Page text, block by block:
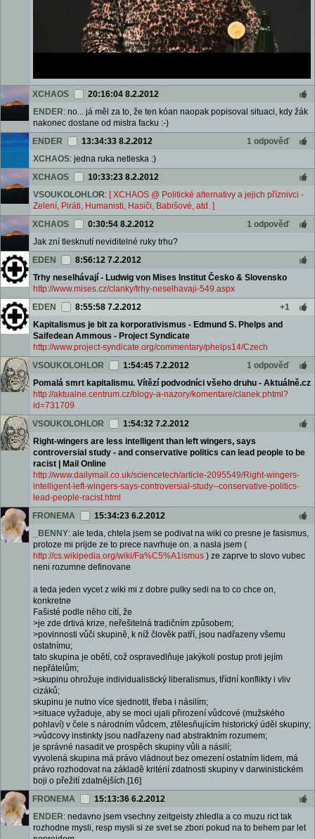
XCHAOS
20:16:04 8.2.2012
ENDER: no... já měl za to, že ten kóan naopak popisoval situaci, kdy žák
nakonec dostane od mistra facku :-)
ENDER
13:34:33 8.2.2012
1 odpověď
XCHAOS: jedna ruka netleska :)
XCHAOS
10:33:23 8.2.2012
VSOUKOLOHLOR: [ XCHAOS @ Politické alternativy a jejich příznivci -
Zelení, Piráti, Humanisti, Hasiči, Babišové, atd. ]
XCHAOS
0:30:54 8.2.2012
1 odpověď
Jak zní tlesknutí neviditelné ruky trhu?
EDEN
8:56:12 7.2.2012
Trhy neselhávají - Ludwig von Mises Institut Česko & Slovensko
http://www.mises.cz/clanky/trhy-neselhavaji-549.aspx
EDEN
8:55:58 7.2.2012
+1
Kapitalismus je bit za korporativismus - Edmund S. Phelps and
Saifedean Ammous - Project Syndicate
http://www.project-syndicate.org/commentary/phelps14/Czech
VSOUKOLOHLOR
1:54:45 7.2.2012
1 odpověď
Pomalá smrt kapitalismu. Vítězí podvodníci všeho druhu - Aktuálně.cz
http://aktualne.centrum.cz/blogy-a-nazory/komentare/clanek.phtml?
id=731709
VSOUKOLOHLOR
1:54:32 7.2.2012
Right-wingers are less intelligent than left wingers, says
controversial study - and conservative politics can lead people to be
racist | Mail Online
http://www.dailymail.co.uk/sciencetech/article-2095549/Right-wingers-
intelligent-left-wingers-says-controversial-study--conservative-politics-
lead-people-racist.html
FRONEMA
15:34:23 6.2.2012
_BENNY: ale teda, chtela jsem se podivat na wiki co presne je fasismus,
protoze mi prijde ze to prece navrhuje on. a nasla jsem (
http://cs.wikipedia.org/wiki/Fa%C5%A1ismus ) ze zaprve to slovo vubec
neni rozumne definovane
a teda jeden vycet z wiki mi z dobre pulky sedi na to co chce on,
konkretne
Fašisté podle něho cítí, že
>je zde drtivá krize, neřešitelná tradičním způsobem;
>povinnosti vůči skupině, k níž člověk patří, jsou nadřazeny všemu
ostatnímu;
tato skupina je obětí, což ospravedlňuje jakýkoli postup proti jejím
nepřátelům;
>skupinu ohrožuje individualistický liberalismus, třídní konflikty i vliv
cizáků;
skupinu je nutno více sjednotit, třeba i násilím;
>situace vyžaduje, aby se moci ujali přirození vůdcové (mužského
pohlaví) v čele s národním vůdcem, ztělesňujícím historický úděl skupiny;
>vůdcovy instinkty jsou nadřazeny nad abstraktním rozumem;
je správné nasadit ve prospěch skupiny vůli a násilí;
vyvolená skupina má právo vládnout bez omezení ostatním lidem, má
právo rozhodovat na základě kritérií zdatnosti skupiny v darwinistickém
boji o přežití zdatnějších.[16]
FRONEMA
15:13:36 6.2.2012
ENDER: nedavno jsem vsechny zeitgeisty zhledla a co muzu rict tak
rozhodne mysli, resp mysli si ze svet se zbori pokud na to behem par let